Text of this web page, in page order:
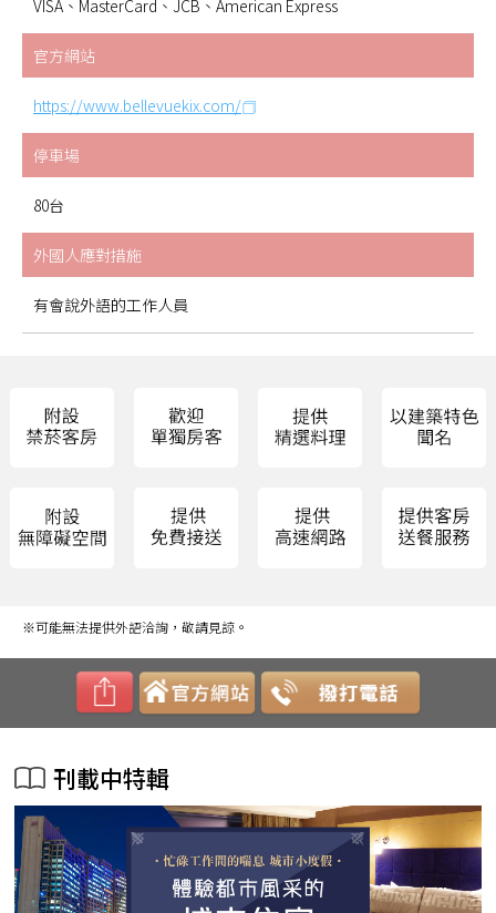
VISA、MasterCard、JCB、American Express
官方網站
https://www.bellevuekix.com/
停車場
80台
外國人應對措施
有會說外語的工作人員
※可能無法提供外語洽詢，敬請見諒。
刊載中特輯